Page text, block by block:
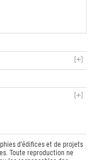
d'édifices et de projets
Toute reproduction ne